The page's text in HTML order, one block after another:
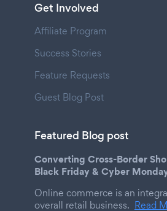
Get Involved
Affiliate Program
Success Stories
Feature Requests
Guest Blog Post
Featured Blog post
Converting Cross-Border
Black Friday & Cyber
Online commerce is an
overall retail business. Read